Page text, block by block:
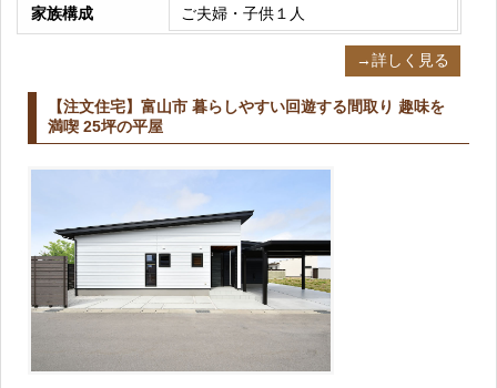
家族構成
ご夫婦・子供１人
→詳しく見る
【注文住宅】富山市 暮らしやすい回遊する間取り 趣味を
満喫 25坪の平屋